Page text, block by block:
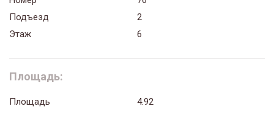
Подъезд
2
Этаж
6
Площадь:
Площадь 4.92